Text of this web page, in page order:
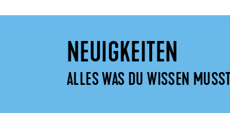
NEUIGKEITEN
ALLES WAS DU WISSEN MUSST